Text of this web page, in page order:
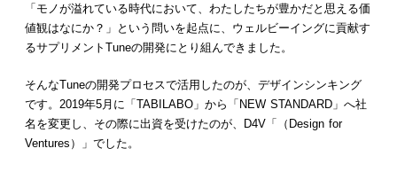
「モノが溢れている時代において、わたしたちが豊かだと思える価
値観はなにか？」という問いを起点に、ウェルビーイングに貢献す
るサプリメントTuneの開発にとり組んできました。
そんなTuneの開発プロセスで活用したのが、デザインシンキング
です。2019年5月に「TABILABO」から「NEW STANDARD」へ社
名を変更し、その際に出資を受けたのが、D4V「（Design for
Ventures）」でした。